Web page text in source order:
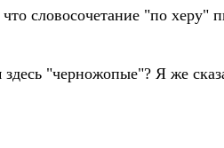
словосочетание "по херу"
"черножопые"? Я же